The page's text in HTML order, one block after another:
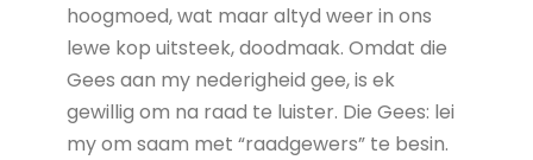
hoogmoed, wat maar altyd weer in ons
lewe kop uitsteek, doodmaak. Omdat die
Gees aan my nederigheid gee, is ek
gewillig om na raad te luister. Die Gees: lei
my om saam met “raadgewers” te besin.